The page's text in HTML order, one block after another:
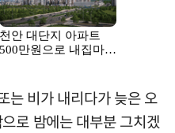
는 비가 내리다가 늦은 오
로 밤에는 대부분 그치겠